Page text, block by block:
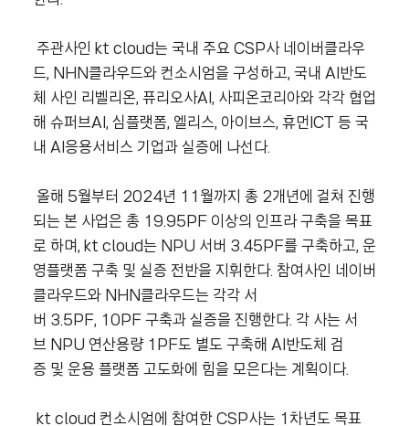
주관사인 kt cloud는 국내 주요 CSP사 네이버클라우
드, NHN클라우드와 컨소시엄을 구성하고, 국내 AI반도
체 사인 리벨리온, 퓨리오사AI, 사피온코리아와 각각 협업
해 슈퍼브AI, 심플랫폼, 엘리스, 아이브스, 휴먼ICT 등 국
내 AI응용서비스 기업과 실증에 나선다.
올해 5월부터 2024년 11월까지 총 2개년에 걸쳐 진행
되는 본 사업은 총 19.95PF 이상의 인프라 구축을 목표
로 하며, kt cloud는 NPU 서버 3.45PF를 구축하고, 운
영플랫폼 구축 및 실증 전반을 지휘한다. 참여사인 네이버
클라우드와 NHN클라우드는 각각 서
버 3.5PF, 10PF 구축과 실증을 진행한다. 각 사는 서
브 NPU 연산용량 1PF도 별도 구축해 AI반도체 검
증 및 운용 플랫폼 고도화에 힘을 모은다는 계획이다.
kt cloud 컨소시엄에 참여한 CSP사는 1차년도 목표